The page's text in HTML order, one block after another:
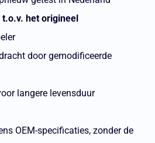
het origineel
door gemodificeerde
langere levensduur
OEM-specificaties, zonder de